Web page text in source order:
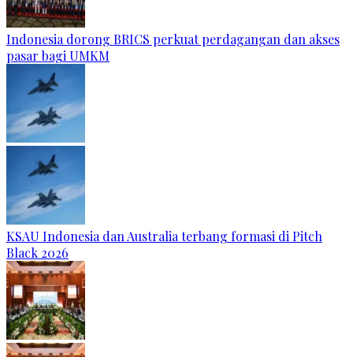
Indonesia dorong BRICS perkuat perdagangan dan akses
pasar bagi UMKM
KSAU Indonesia dan Australia terbang formasi di Pitch
Black 2026